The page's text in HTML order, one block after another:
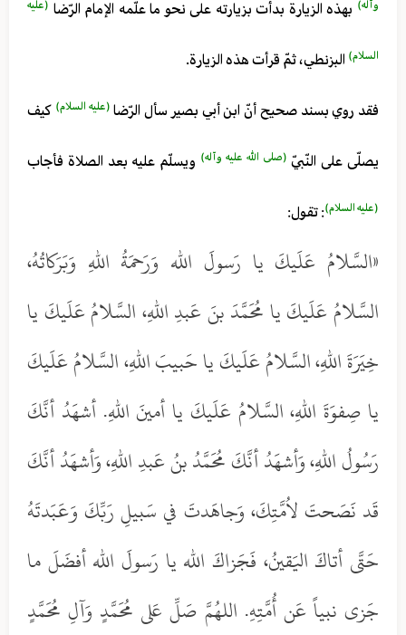
وآله) بهذه الزيارة بدأت بزيارته على نحو ما علّمه الإمام الرّضا (عليه
السلام) البزنطي، ثمّ قرأت هذه الزيارة.
فقد روي بسند صحيح أنّ ابن أبي بصير سأل الرّضا (عليه السلام) كيف
يصلّى على‌ النّبيّ (صلى الله عليه وآله) ويسلّم عليه بعد الصلاة فأجاب
(عليه السلام): تقول:
«السَّلامُ عَلَيكَ يا رَسولَ الله وَرَحمَةُ اللهِ وَبَرَكاتُهُ،
السَّلامُ عَلَيكَ يا مُحَمَّدَ بنَ عَبدِ اللهِ، السَّلامُ عَلَيكَ يا
خِيَرَةَ اللهِ، السَّلامُ عَلَيكَ يا حَبيبَ اللهِ، السَّلامُ عَلَيكَ
يا صِفوَةَ اللهِ، السَّلامُ عَلَيكَ يا أمينَ اللهِ. أشهَدُ أنَّكَ
رَسُولُ اللهِ، وَأشهَدُ أنَّكَ مُحَمَّدُ بنُ عَبدِ اللهِ، وَأشهَدُ أنَّكَ
قَد نَصَحتَ لاُمَّتِكَ، وَجاهَدتَ في سَبيلِ رَبِّكَ وَعَبَدتَهُ
حَتَّى أتاكَ اليَقينُ، فَجَزاكَ الله يا رَسولَ الله أفضَلَ ما
جَزى نبياً عَن أُمَّتِهِ. اللهُمَّ صَلِّ عَلى مُحَمَّدٍ وَآلِ مُحَمَّدٍ